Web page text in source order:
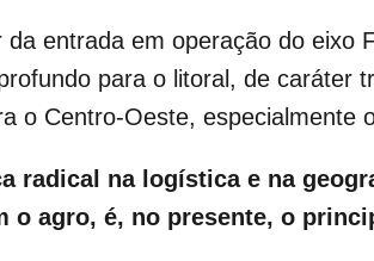
entrada em operação do eixo
para o litoral, de caráter
o Centro-Oeste, especialmente
radical na logística e na
o agro, é, no presente, o